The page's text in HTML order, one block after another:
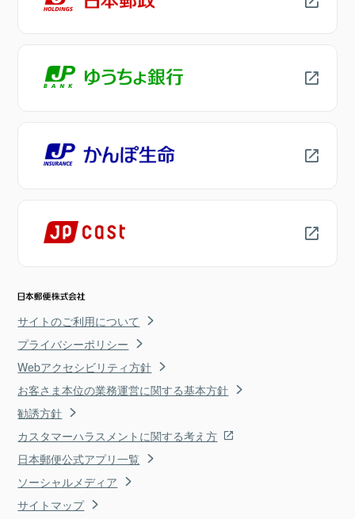
サイトのご利用について
プライバシーポリシー
Webアクセシビリティ方針
お客さま本位の業務運営に関する基本方針
勧誘方針
カスタマーハラスメントに関する考え方
日本郵便公式アプリ一覧
ソーシャルメディア
サイトマップ